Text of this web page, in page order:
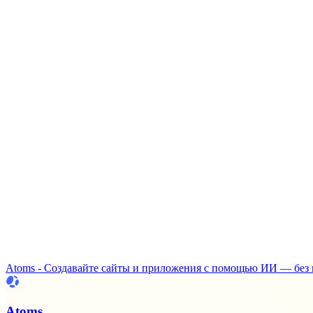
Atoms - Создавайте сайты и приложения с помощью ИИ — без